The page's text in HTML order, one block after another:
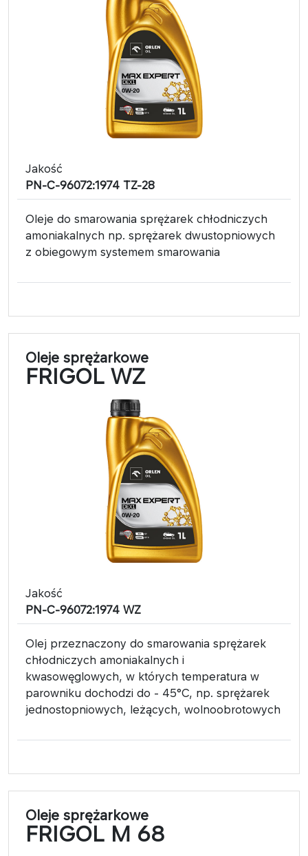
Jakość
PN-C-96072:1974 TZ-28
Oleje do smarowania sprężarek chłodniczych
amoniakalnych np. sprężarek dwustopniowych
z obiegowym systemem smarowania
Oleje sprężarkowe
FRIGOL WZ
Jakość
PN-C-96072:1974 WZ
Olej przeznaczony do smarowania sprężarek
chłodniczych amoniakalnych i
kwasowęglowych, w których temperatura w
parowniku dochodzi do - 45°C, np. sprężarek
jednostopniowych, leżących, wolnoobrotowych
Oleje sprężarkowe
FRIGOL M 68